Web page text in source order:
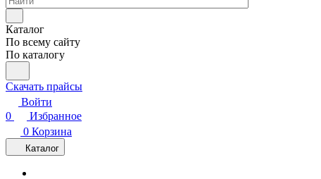
Каталог
По всему сайту
По каталогу
Скачать прайсы
Войти
0
Избранное
0 Корзина
Каталог